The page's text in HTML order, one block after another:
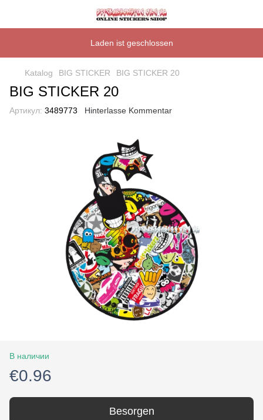
Laden ist geschlossen
Katalog BIG STICKER BIG STICKER 20
BIG STICKER 20
Артикул: 3489773 Hinterlasse Kommentar
В наличии
€0.96
Besorgen